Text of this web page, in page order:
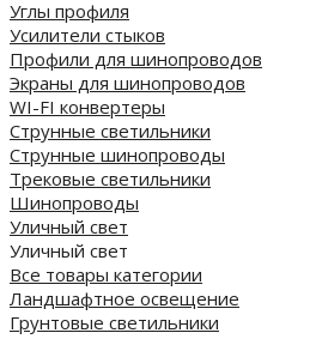
Углы профиля
Усилители стыков
Профили для шинопроводов
Экраны для шинопроводов
WI-FI конвертеры
Струнные светильники
Струнные шинопроводы
Трековые светильники
Шинопроводы
Уличный свет
Уличный свет
Все товары категории
Ландшафтное освещение
Грунтовые светильники